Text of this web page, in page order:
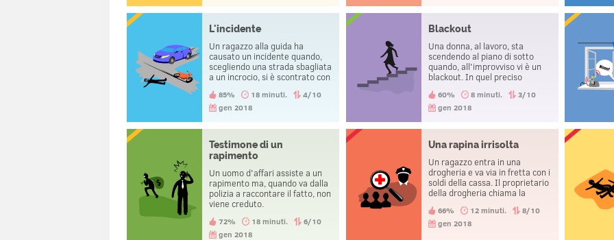
L'incidente
Un ragazzo alla guida ha
causato un incidente quando,
scegliendo una strada sbagliata
a un incrocio, si è scontrato con
arrivata la polizia, un'altra
persona è stata arrestata.
invece, viene portato a casa.
85% 18 minuti.
4/10
gen 2018
Blackout
Una donna, al lavoro, sta
scendendo al piano di sotto
quando, all'improvviso vi è un
blackout. In quel preciso
marito sta morendo.
60% 8 minuti.
3/10
gen 2018
Testimone di un
rapimento
Un uomo d'affari assiste a un
rapimento ma, quando va dalla
polizia a raccontare il fatto, non
viene creduto.
72% 18 minuti.
6/10
gen 2018
Una rapina irrisolta
Un ragazzo entra in una
drogheria e va via in fretta con i
soldi della cassa. Il proprietario
della drogheria chiama la
poliziotto recupera i soldi della
cassa e porta via il ragazzo.
66% 12 minuti.
8/10
gen 2018